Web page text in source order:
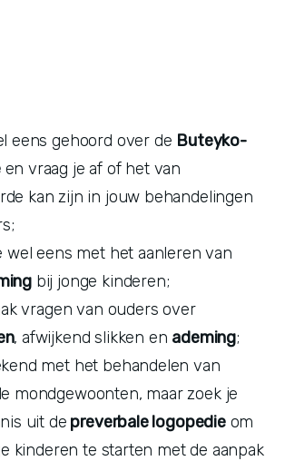
eens gehoord over de Buteyko-
en vraag je af of het van
kan zijn in jouw behandelingen
bij jonge kinderen;
krijg je vaak vragen van ouders over
, afwijkend slikken en ademing;
met het behandelen van
mondgewoonten, maar zoek je
uit de preverbale logopedie om
kinderen te starten met de aanpak